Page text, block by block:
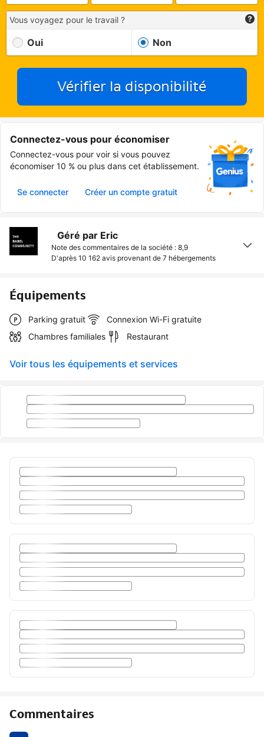
Vous voyagez pour le travail ?
Oui Non
Vérifier la disponibilité
Connectez-vous pour économiser
Connectez-vous pour voir si vous pouvez
économiser 10 % ou plus dans cet établissement.
Se connecter Créer un compte gratuit
Géré par Eric
Note des commentaires de la société : 8,9
D'après 10 162 avis provenant de 7 hébergements
Équipements
Parking gratuit
Connexion Wi-Fi gratuite
Chambres familiales
Restaurant
Voir tous les équipements et services
Commentaires